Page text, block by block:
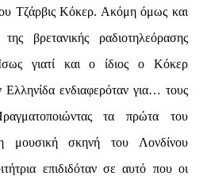
Τζάρβις Κόκερ. Ακόμη όμως και
βρετανικής ραδιοτηλεόρασης
γιατί και ο ίδιος ο Κόκερ
Ελληνίδα ενδιαφερόταν για… τους
τα πρώτα του
μουσική σκηνή του Λονδίνου
επιδιδόταν σε αυτό που οι